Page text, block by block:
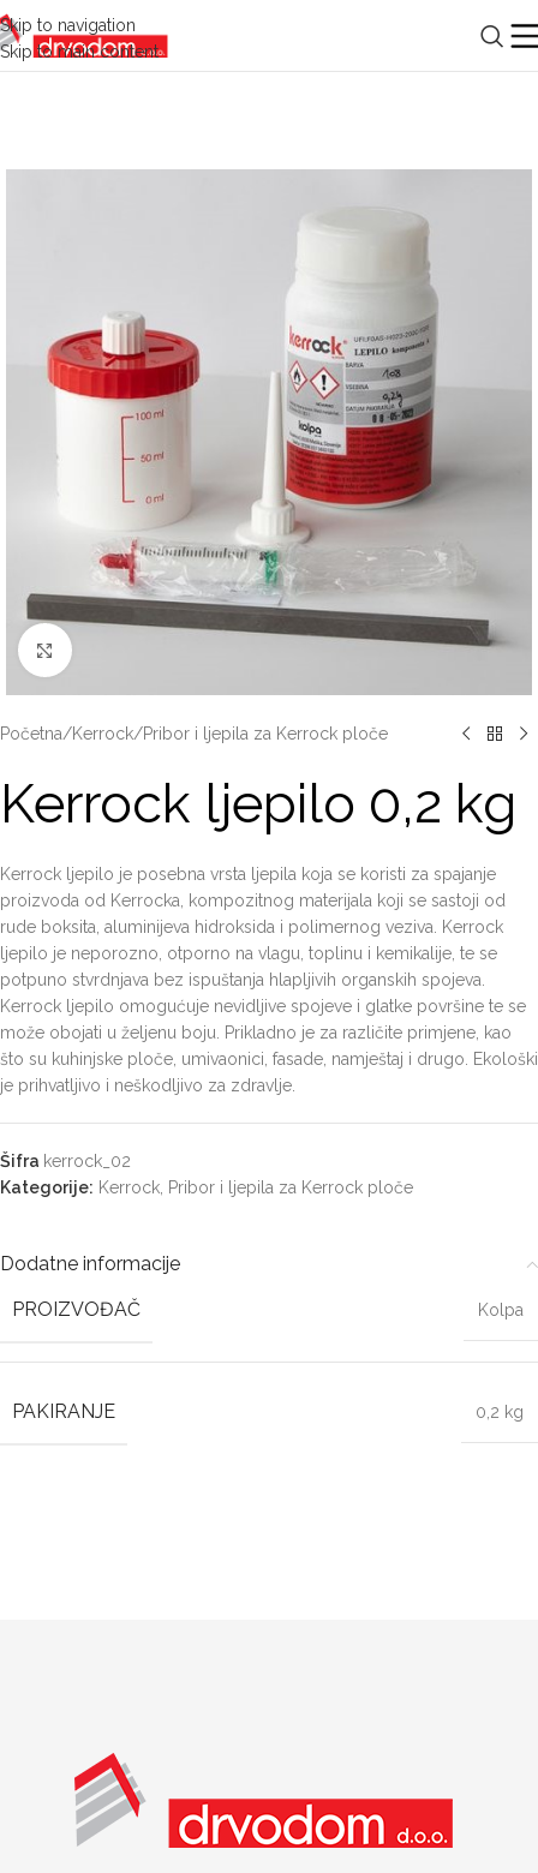
Skip to navigation
Skip to main content
Click to enlarge
Početna/Kerrock/Pribor i ljepila za Kerrock ploče
Kerrock ljepilo 0,2 kg
Kerrock ljepilo je posebna vrsta ljepila koja se koristi za spajanje
proizvoda od Kerrocka, kompozitnog materijala koji se sastoji od
rude boksita, aluminijeva hidroksida i polimernog veziva. Kerrock
ljepilo je neporozno, otporno na vlagu, toplinu i kemikalije, te se
potpuno stvrdnjava bez ispuštanja hlapljivih organskih spojeva.
Kerrock ljepilo omogućuje nevidljive spojeve i glatke površine te se
može obojati u željenu boju. Prikladno je za različite primjene, kao
što su kuhinjske ploče, umivaonici, fasade, namještaj i drugo. Ekološki
je prihvatljivo i neškodljivo za zdravlje.
Šifra kerrock_02
Kategorije: Kerrock Pribor i ljepila za Kerrock ploče
Dodatne informacije
PROIZVOĐAČ
Kolpa
PAKIRANJE 0,2 kg